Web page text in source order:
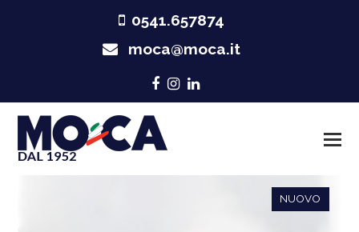
0541.657874
moca@moca.it
Facebook
Instagram
LinkedIn
NUOVO